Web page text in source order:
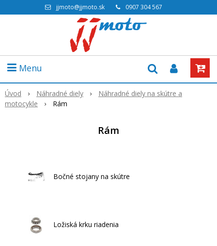
jjmoto@jjmoto.sk 0907 304 567
Menu
Úvod Náhradné diely
Náhradné diely na skútre a
motocykle
Rám
Rám
Bočné stojany na skútre
Ložiská krku riadenia